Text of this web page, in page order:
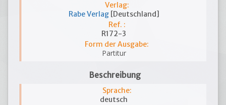
Verlag:
Rabe Verlag [Deutschland]
Ref. :
R172-3
Form der Ausgabe:
Partitur
Beschreibung
Sprache:
deutsch